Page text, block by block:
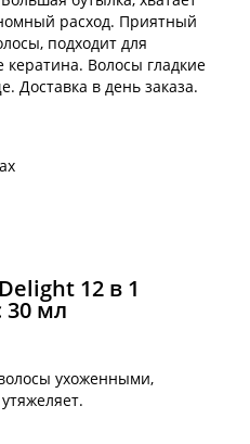
расход. Приятный
подходит для
Волосы гладкие
Доставка в день заказа.
12 в 1
30 мл
ухоженными,